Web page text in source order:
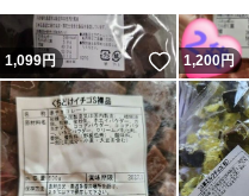
1,099円 いいね！
1,200円